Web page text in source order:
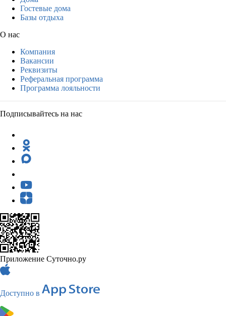
Гостевые дома
Базы отдыха
О нас
Компания
Вакансии
Реквизиты
Реферальная программа
Программа лояльности
Подписывайтесь на нас
Приложение Суточно.ру
Доступно в